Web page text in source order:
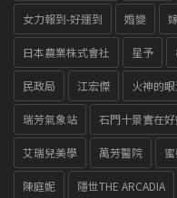
女力報到-好運到 婚變
日本農業株式會社 星予
民政局 江宏傑 火神的
瑞芳氣象站 石門十景實在
艾瑞兒美學 萬芳醫院
陳庭妮 隱世THE ARCADIA